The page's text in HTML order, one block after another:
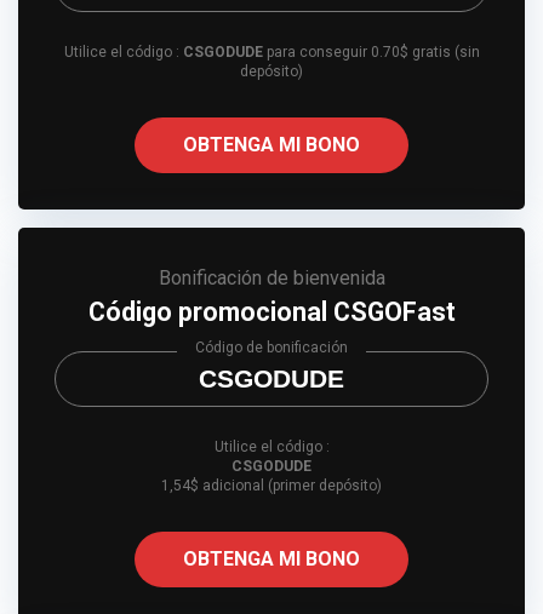
Utilice el código : CSGODUDEpara conseguir 0.70$ gratis (sin
depósito)
OBTENGA MI BONO
Bonificación de bienvenida
Código promocional CSGOFast
CSGODUDE
Código de bonificación
Utilice el código :
CSGODUDE
1,54$ adicional (primer depósito)
OBTENGA MI BONO